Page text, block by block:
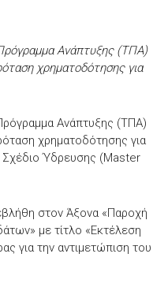
Ανάπτυξης (ΤΠΑ)
χρηματοδότησης για
Ανάπτυξης (ΤΠΑ)
χρηματοδότησης για
Σχέδιο Ύδρευσης (Master
στον Άξονα «Παροχή
με τίτλο «Εκτέλεση
για την αντιμετώπιση του